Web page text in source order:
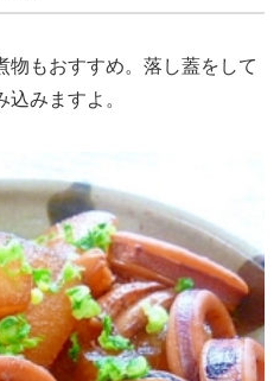
物もおすすめ。落し蓋をして
みますよ。